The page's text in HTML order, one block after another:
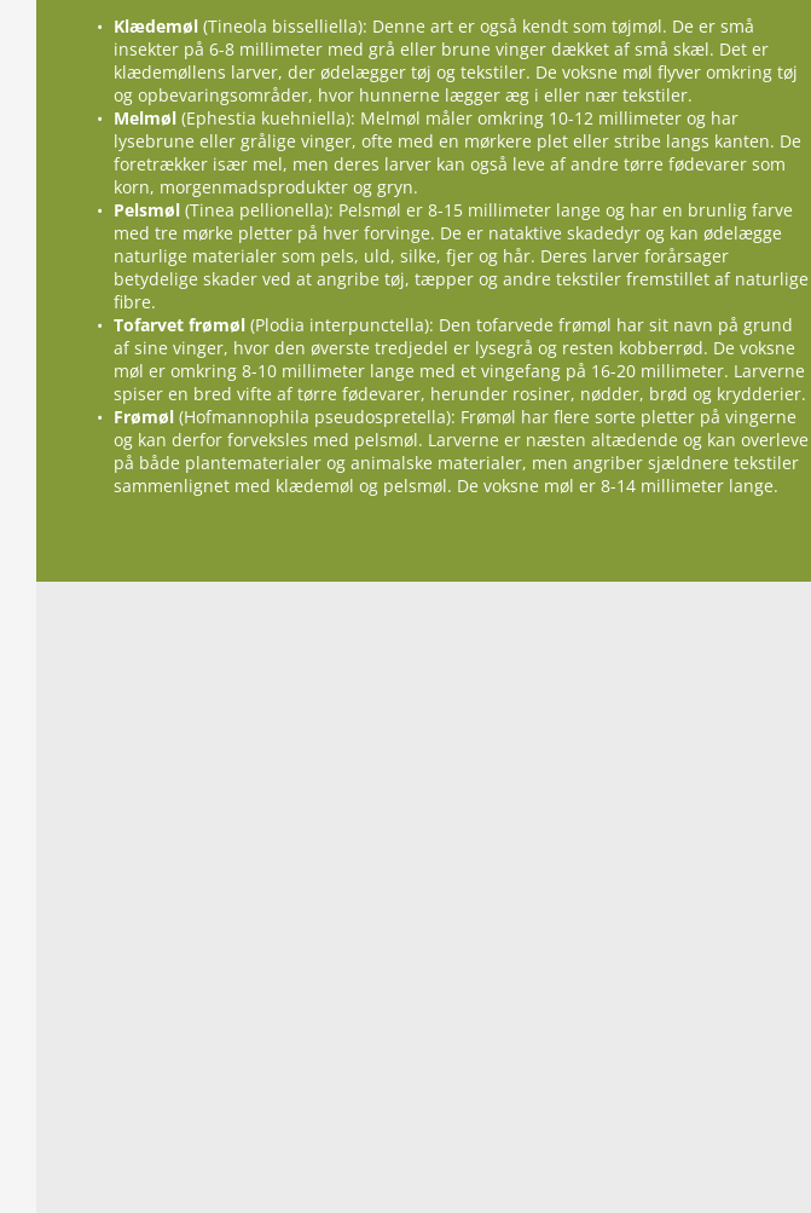
Klædemøl (Tineola bisselliella): Denne art er også kendt som tøjmøl. De er små
insekter på 6-8 millimeter med grå eller brune vinger dækket af små skæl. Det er
klædemøllens larver, der ødelægger tøj og tekstiler. De voksne møl flyver omkring tøj
og opbevaringsområder, hvor hunnerne lægger æg i eller nær tekstiler.
Melmøl (Ephestia kuehniella): Melmøl måler omkring 10-12 millimeter og har
lysebrune eller grålige vinger, ofte med en mørkere plet eller stribe langs kanten. De
foretrækker især mel, men deres larver kan også leve af andre tørre fødevarer som
korn, morgenmadsprodukter og gryn.
Pelsmøl (Tinea pellionella): Pelsmøl er 8-15 millimeter lange og har en brunlig farve
med tre mørke pletter på hver forvinge. De er nataktive skadedyr og kan ødelægge
naturlige materialer som pels, uld, silke, fjer og hår. Deres larver forårsager
betydelige skader ved at angribe tøj, tæpper og andre tekstiler fremstillet af naturlige
fibre.
Tofarvet frømøl (Plodia interpunctella): Den tofarvede frømøl har sit navn på grund
af sine vinger, hvor den øverste tredjedel er lysegrå og resten kobberrød. De voksne
møl er omkring 8-10 millimeter lange med et vingefang på 16-20 millimeter. Larverne
spiser en bred vifte af tørre fødevarer, herunder rosiner, nødder, brød og krydderier.
Frømøl (Hofmannophila pseudospretella): Frømøl har flere sorte pletter på vingerne
og kan derfor forveksles med pelsmøl. Larverne er næsten altædende og kan overleve
på både plantematerialer og animalske materialer, men angriber sjældnere tekstiler
sammenlignet med klædemøl og pelsmøl. De voksne møl er 8-14 millimeter lange.